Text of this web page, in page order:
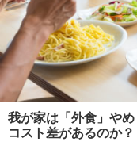
我が家は「外食」や
コスト差があるのか？